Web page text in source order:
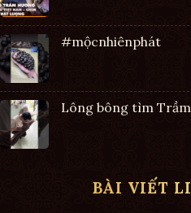
#mộcnhiênphát
Lông bông tìm
BÀI VIẾT